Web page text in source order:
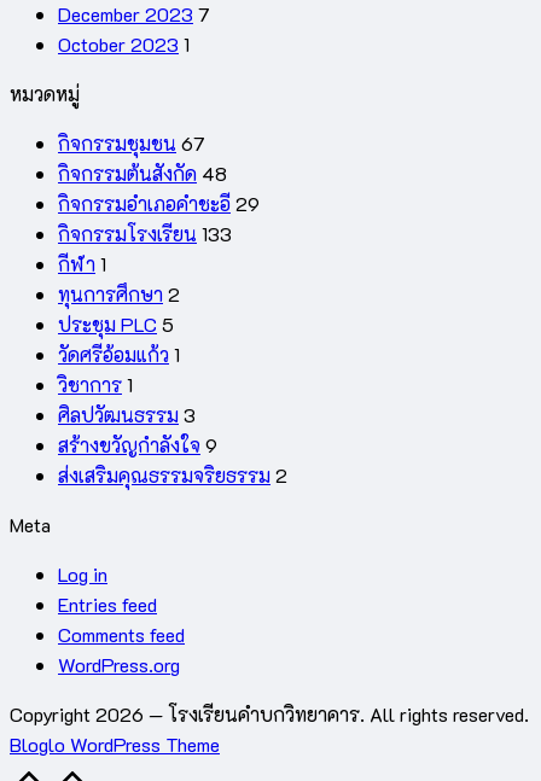
December 2023 7
October 2023 1
หมวดหมู่
กิจกรรมชุมชน 67
กิจกรรมต้นสังกัด 48
กิจกรรมอำเภอคำชะอี 29
กิจกรรมโรงเรียน 133
กีฬา 1
ทุนการศึกษา 2
ประชุม PLC 5
วัดศรีอ้อมแก้ว 1
วิชาการ1
ศิลปวัฒนธรรม 3
สร้างขวัญกำลังใจ 9
ส่งเสริมคุณธรรมจริยธรรม 2
Meta
Log in
Entries feed
Comments feed
WordPress.org
Copyright 2026 — โรงเรียนคำบกวิทยาคาร. All rights reserved.
Bloglo WordPress Theme